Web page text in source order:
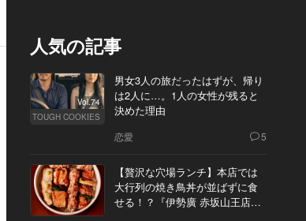
人気の記事
Vol.74
TOUGH COOKIES
男女3人の旅だったはずが、帰り
は2人に…。1人の女性が残ると
決めた理由
恋愛 5
【贅沢な穴場ランチ】本店では
大行列の焼き鳥丼が並ばずに食
せる！？『伊勢廣 赤坂山王店』